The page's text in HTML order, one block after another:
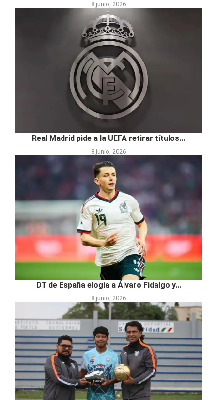
8 junio, 2026
Real Madrid pide a la UEFA retirar títulos...
8 junio, 2026
DT de España elogia a Álvaro Fidalgo y...
8 junio, 2026